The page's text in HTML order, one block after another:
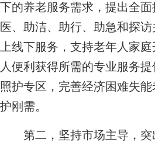
下的养老服务需求，提出全
医、助洁、助行、助急和探
上线下服务，支持老年人家
人便利获得所需的专业服务
照护专区，完善经济困难失
护刚需。
第二，坚持市场主导，突